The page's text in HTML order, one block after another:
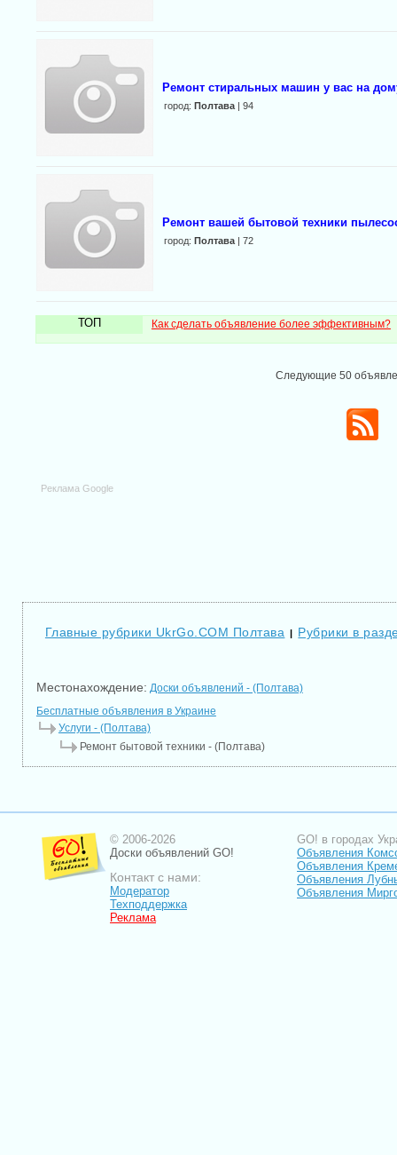
Ремонт стиральных машин у вас на
город: Полтава| 94
Ремонт вашей бытовой техники
город: Полтава| 72
ТОП Как сделать объявление более эффективным?
Следующие 50
Реклама Google
Главные рубрики UkrGo.COM Полтава | Рубрики в
Местонахождение: Доски объявлений - (Полтава)
Бесплатные объявления в Украине
Услуги - (Полтава)
Ремонт бытовой техники - (Полтава)
© 2006-2026
Доски объявлений GO!
Контакт с нами:
Модератор
Техподдержка
Реклама
GO! в городах
Объявления
Объявления
Объявления
Объявления